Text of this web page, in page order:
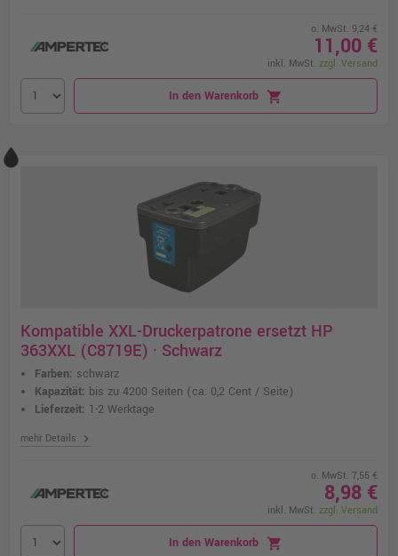
o. MwSt. 9,24 €
11,00 €
inkl. MwSt. zzgl. Versand
In den Warenkorb shopping_cart
Kompatible XXL-Druckerpatrone ersetzt HP
363XXL (C8719E) · Schwarz
Farben: schwarz
Kapazität: bis zu 4200 Seiten (ca. 0,2 Cent / Seite)
Lieferzeit: 1-2 Werktage
mehr Details chevron_right
o. MwSt. 7,55 €
8,98 €
inkl. MwSt. zzgl. Versand
In den Warenkorb shopping_cart